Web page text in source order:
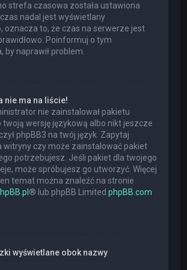
strefa czasowa została ustawiona
nadal jest wyświetlany
oznacza to, że czas na serwerze jest
Poinformuj o tym
by naprawił problem.
nie ma na liście!
nie zainstalował pakietu
twoją wersję językową albo nikt jeszcze
phpBB3 na twój język. Zapytaj
witryny czy może zainstalować pakiet
potrzebujesz. Jeśli pakiet dla twojego
może spróbujesz go utworzyć. Więcej
temat można znaleźć na stronie
® lub phpBB LimitedphpBB.com
wyświetlane obok nazwy